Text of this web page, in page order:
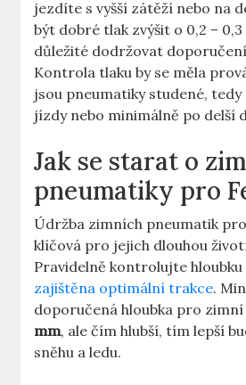
jezdíte s vyšší zátěží nebo na
být dobré tlak zvýšit o 0,2 –
důležité dodržovat
Kontrola tlaku by se měla
jsou pneumatiky studené,
jízdy nebo minimálně po delší
Jak se starat o
pneumatiky pro
Údržba zimních pneumatik
klíčová pro jejich dlouhou
Pravidelně kontrolujte hloubku
zajištěna optimální trakce.
doporučená hloubka pro
mm, ale čím hlubší, tím lepší
sněhu a ledu.